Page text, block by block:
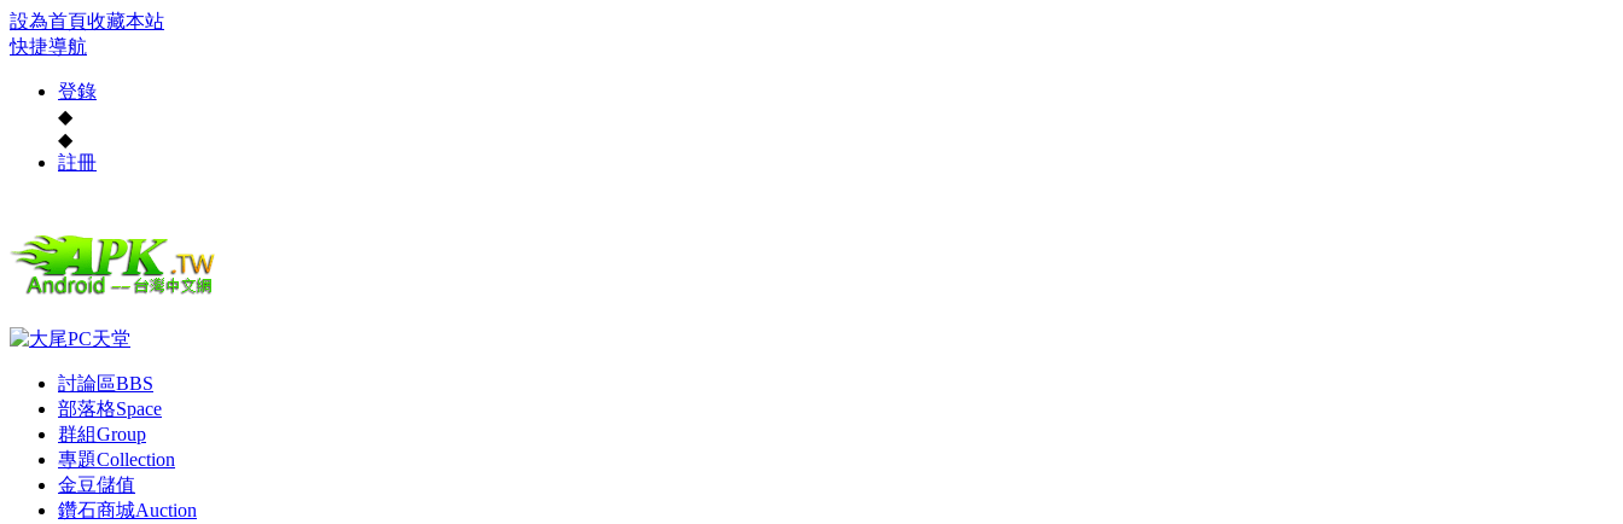
設為首頁收藏本站
快捷導航
登錄
◆
◆
註冊
討論區BBS
部落格Space
群組Group
專題Collection
金豆儲值
鑽石商城Auction